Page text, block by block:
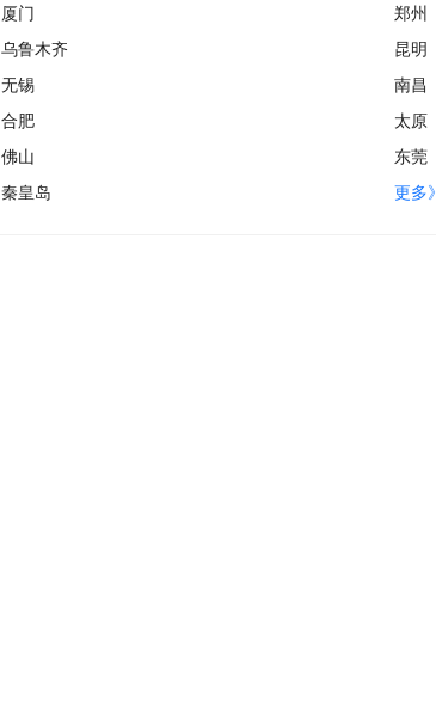
厦门
郑州
乌鲁木齐
昆明
无锡
南昌
合肥
太原
佛山
东莞
秦皇岛 更多》